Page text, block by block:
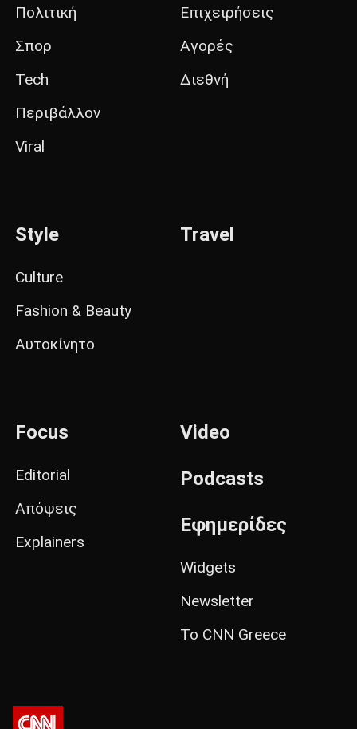
Πολιτική
Σπορ
Tech
Περιβάλλον
Viral
Επιχειρήσεις
Αγορές
Διεθνή
Style
Culture
Fashion & Beauty
Αυτοκίνητο
Travel
Focus
Editorial
Απόψεις
Explainers
Video
Podcasts
Εφημερίδες
Widgets
Newsletter
Το CNN Greece